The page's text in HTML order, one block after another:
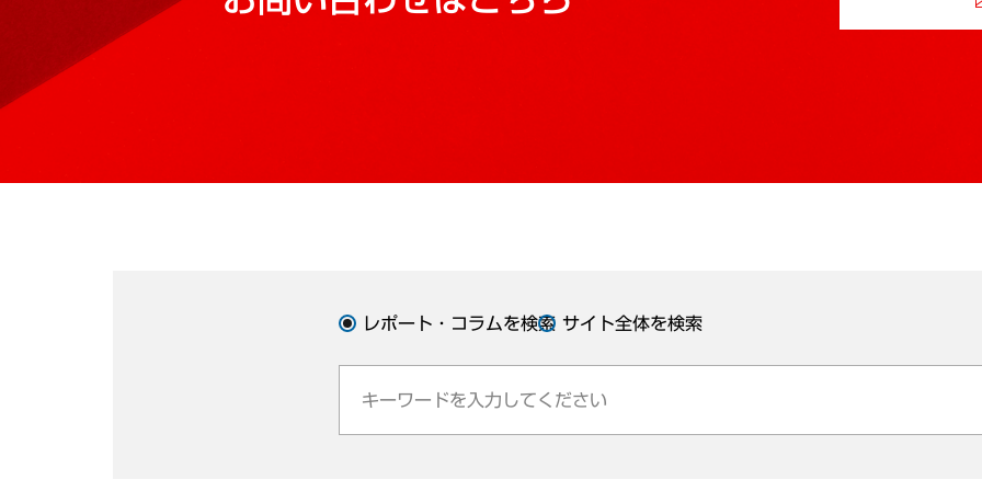
レポート・コラムを検索 サイト全体を検索